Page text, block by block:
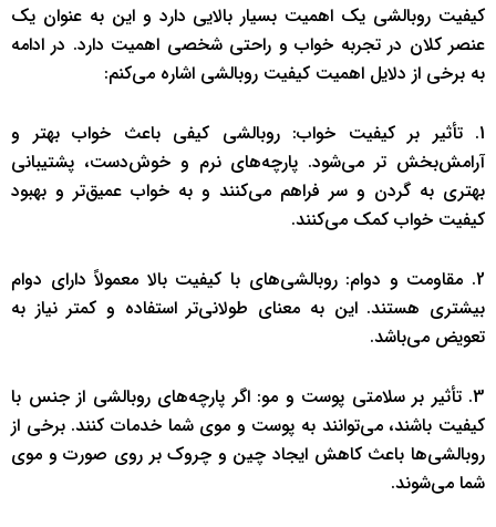
کیفیت روبالشی یک اهمیت بسیار بالایی دارد و این به عنوان یک
عنصر کلان در تجربه خواب و راحتی شخصی اهمیت دارد. در ادامه
به برخی از دلایل اهمیت کیفیت روبالشی اشاره می‌کنم:
1. تأثیر بر کیفیت خواب: روبالشی کیفی باعث خواب بهتر و
آرامش‌بخش تر می‌شود. پارچه‌های نرم و خوش‌دست، پشتیبانی
بهتری به گردن و سر فراهم می‌کنند و به خواب عمیق‌تر و بهبود
کیفیت خواب کمک می‌کنند.
2. مقاومت و دوام: روبالشی‌های با کیفیت بالا معمولاً دارای دوام
بیشتری هستند. این به معنای طولانی‌تر استفاده و کمتر نیاز به
تعویض می‌باشد.
3. تأثیر بر سلامتی پوست و مو: اگر پارچه‌های روبالشی از جنس با
کیفیت باشند، می‌توانند به پوست و موی شما خدمات کنند. برخی از
روبالشی‌ها باعث کاهش ایجاد چین و چروک بر روی صورت و موی
شما می‌شوند.